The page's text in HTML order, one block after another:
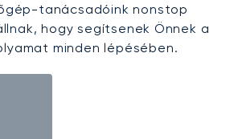
tanácsadóink nonstop
hogy segítsenek Önnek a
minden lépésében.